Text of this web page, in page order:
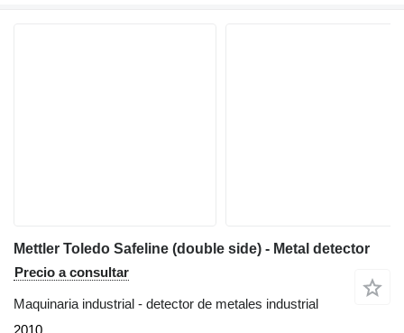
Mettler Toledo Safeline (double side) - Metal detector
Precio a consultar
Maquinaria industrial - detector de metales industrial
2010